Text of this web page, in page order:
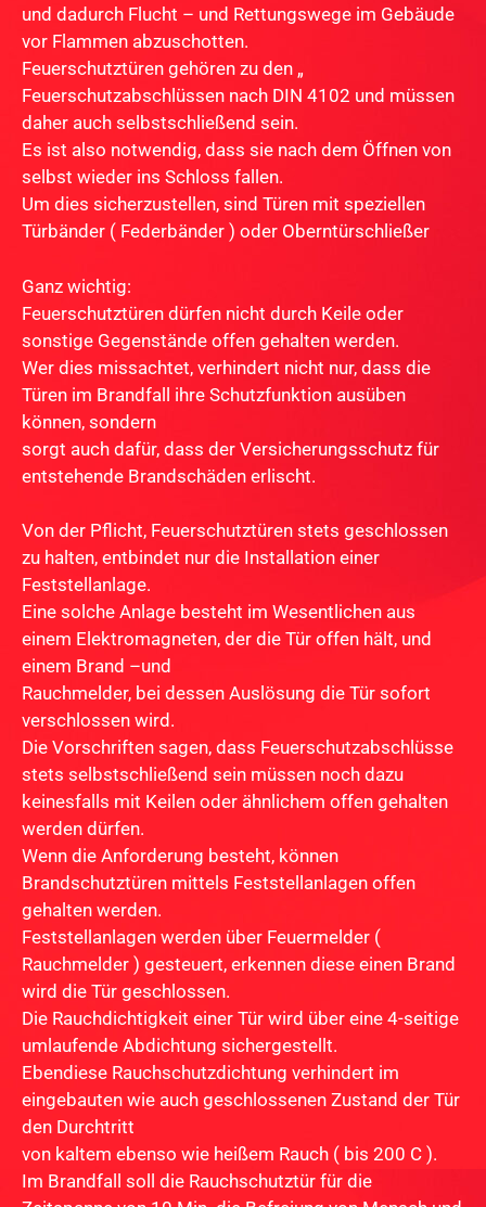
und dadurch Flucht – und Rettungswege im Gebäude
vor Flammen abzuschotten.
Feuerschutztüren gehören zu den „
Feuerschutzabschlüssen nach DIN 4102 und müssen
daher auch selbstschließend sein.
Es ist also notwendig, dass sie nach dem Öffnen von
selbst wieder ins Schloss fallen.
Um dies sicherzustellen, sind Türen mit speziellen
Türbänder ( Federbänder ) oder Oberntürschließer
Ganz wichtig:
Feuerschutztüren dürfen nicht durch Keile oder
sonstige Gegenstände offen gehalten werden.
Wer dies missachtet, verhindert nicht nur, dass die
Türen im Brandfall ihre Schutzfunktion ausüben
können, sondern
sorgt auch dafür, dass der Versicherungsschutz für
entstehende Brandschäden erlischt.
Von der Pflicht, Feuerschutztüren stets geschlossen
zu halten, entbindet nur die Installation einer
Feststellanlage.
Eine solche Anlage besteht im Wesentlichen aus
einem Elektromagneten, der die Tür offen hält, und
einem Brand –und
Rauchmelder, bei dessen Auslösung die Tür sofort
verschlossen wird.
Die Vorschriften sagen, dass Feuerschutzabschlüsse
stets selbstschließend sein müssen noch dazu
keinesfalls mit Keilen oder ähnlichem offen gehalten
werden dürfen.
Wenn die Anforderung besteht, können
Brandschutztüren mittels Feststellanlagen offen
gehalten werden.
Feststellanlagen werden über Feuermelder (
Rauchmelder ) gesteuert, erkennen diese einen Brand
wird die Tür geschlossen.
Die Rauchdichtigkeit einer Tür wird über eine 4-seitige
umlaufende Abdichtung sichergestellt.
Ebendiese Rauchschutzdichtung verhindert im
eingebauten wie auch geschlossenen Zustand der Tür
den Durchtritt
von kaltem ebenso wie heißem Rauch ( bis 200 C ).
Im Brandfall soll die Rauchschutztür für die